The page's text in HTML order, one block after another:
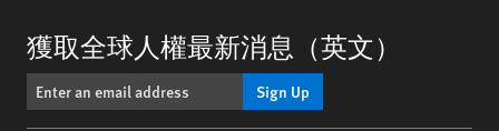
獲取全球人權最新消息（英文）
Sign Up